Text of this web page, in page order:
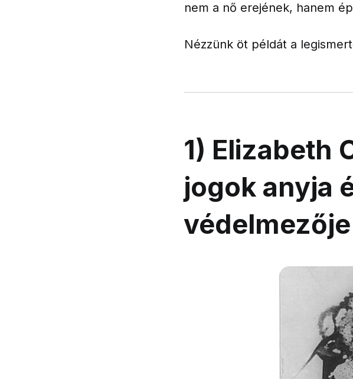
nem a nő erejének, hanem
Nézzünk öt példát a
1) Elizabeth
jogok anyja
védelmezője